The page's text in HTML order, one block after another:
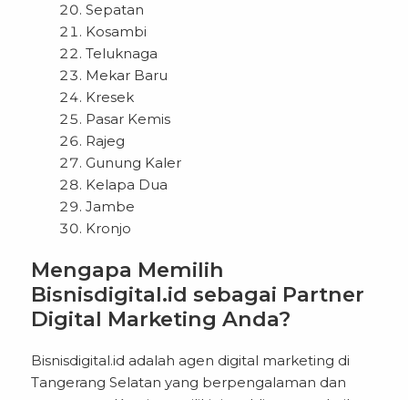
Sepatan
Kosambi
Teluknaga
Mekar Baru
Kresek
Pasar Kemis
Rajeg
Gunung Kaler
Kelapa Dua
Jambe
Kronjo
Mengapa Memilih
Bisnisdigital.id sebagai Partner
Digital Marketing Anda?
Bisnisdigital.id adalah agen digital marketing di
Tangerang Selatan yang berpengalaman dan